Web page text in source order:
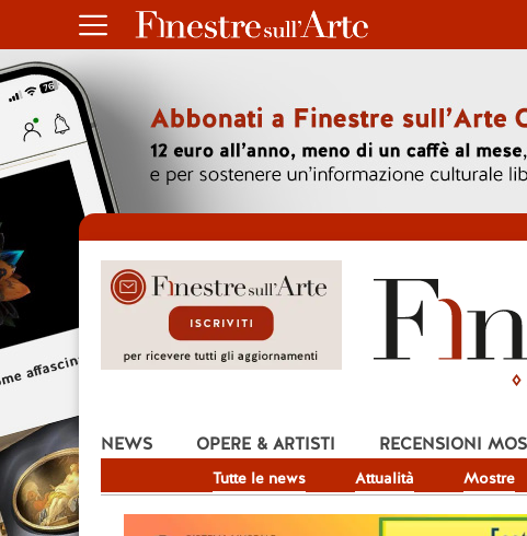
NEWS
Tutte le news Attualità Mostre
OPERE & ARTISTI RECENSIONI